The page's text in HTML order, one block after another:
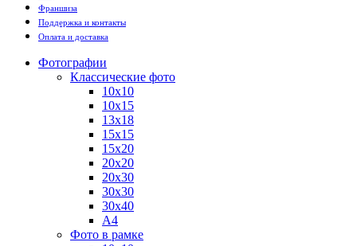
Франшиза
Поддержка и контакты
Оплата и доставка
Фотографии
Классические фото
10х10
10х15
13х18
15х15
15х20
20х20
20х30
30х30
30х40
А4
Фото в рамке